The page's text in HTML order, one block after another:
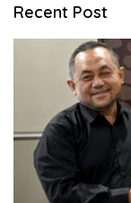
Recent Post